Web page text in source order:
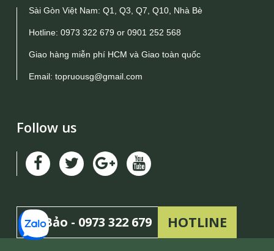
Sài Gòn Việt Nam: Q1, Q3, Q7, Q10, Nhà Bè
Hotline: 0973 322 679 or 0901 252 568
Giao hàng miễn phí HCM và Giao toàn quốc
Email: topruousg@gmail.com
Follow us
Mr Bảo - 0973 322 679 HOTLINE